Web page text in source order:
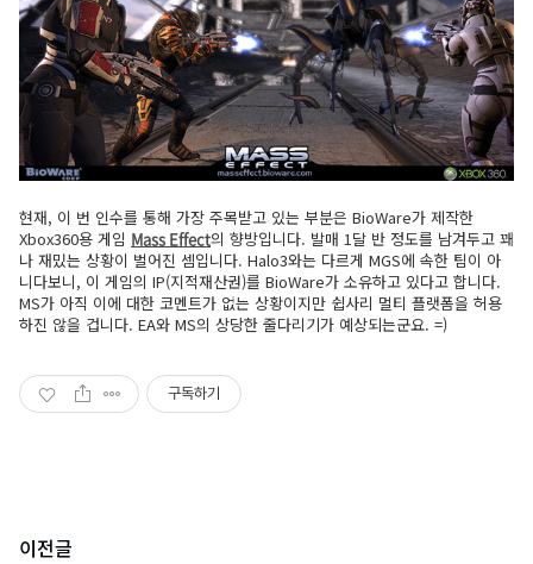
현재, 이 번 인수를 통해 가장 주목받고 있는 부분은 BioWare가 제작한
Xbox360용 게임 Mass Effect의 향방입니다. 발매 1달 반 정도를 남겨두고 꽤
나 재밌는 상황이 벌어진 셈입니다. Halo3와는 다르게 MGS에 속한 팀이 아
니다보니, 이 게임의 IP(지적재산권)를 BioWare가 소유하고 있다고 합니다.
MS가 아직 이에 대한 코멘트가 없는 상황이지만 쉽사리 멀티 플랫폼을 허용
하진 않을 겁니다. EA와 MS의 상당한 줄다리기가 예상되는군요. =)
구독하기
이전글